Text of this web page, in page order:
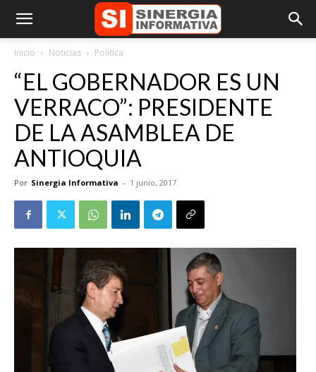
Inicio Noticias Política
“EL GOBERNADOR ES UN
VERRACO”: PRESIDENTE
DE LA ASAMBLEA DE
ANTIOQUIA
Por Sinergia Informativa - 1 junio, 2017